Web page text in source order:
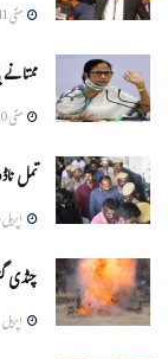
مئی 11, 2026
ممتا
مئی 10, 2026
تمل ناڈو کے 9 پولیس
اپریل 6, 2026
چنڈی
اپریل 1, 2026